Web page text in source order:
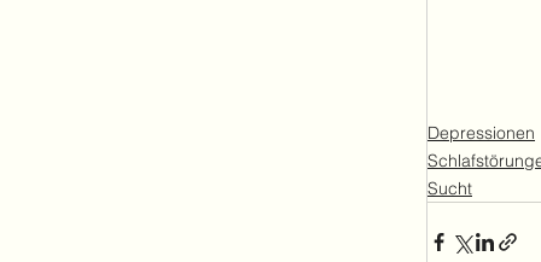
Depressionen
Sucht